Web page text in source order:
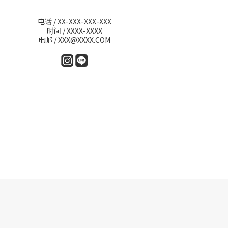
电话 / XX-XXX-XXX-XXX
时间 / XXXX-XXXX
电邮 / XXX@XXXX.COM